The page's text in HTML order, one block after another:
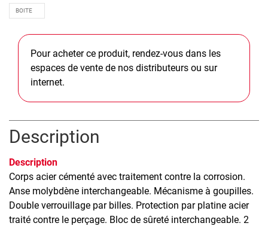
Pour acheter ce produit, rendez-vous dans les
espaces de vente de nos distributeurs ou sur
internet.
Description
Description
Corps acier cémenté avec traitement contre la corrosion.
Anse molybdène interchangeable. Mécanisme à goupilles.
Double verrouillage par billes. Protection par platine acier
traité contre le perçage. Bloc de sûreté interchangeable. 2